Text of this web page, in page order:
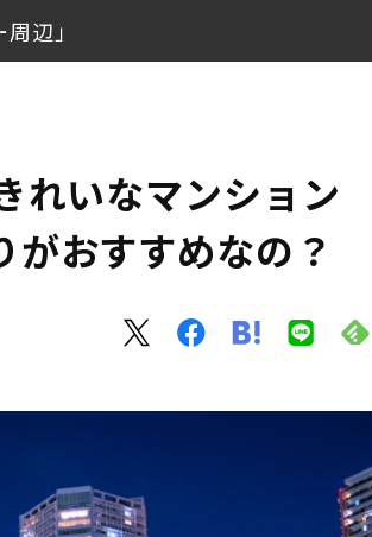
辺」
マーク」
ツリー周辺」
れいなマンション
おすすめなの？